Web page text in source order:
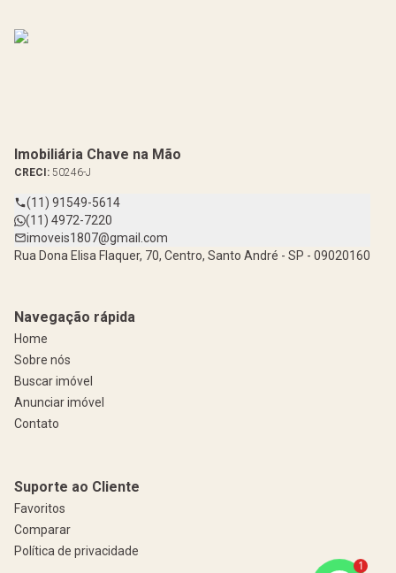
Imobiliária Chave na Mão
CRECI: 50246-J
(11) 91549-5614
(11) 4972-7220
imoveis1807@gmail.com
Rua Dona Elisa Flaquer, 70, Centro, Santo André - SP - 09020160
Navegação rápida
Home
Sobre nós
Buscar imóvel
Anunciar imóvel
Contato
Suporte ao Cliente
Favoritos
Comparar
Política de privacidade
1